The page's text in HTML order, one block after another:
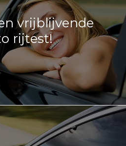
vrijblijvende
rijtest!